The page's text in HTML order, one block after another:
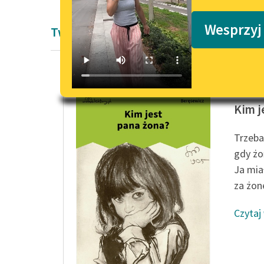
Twórczość Paweł Beręsewicz
Kim
gdy
Ja
za
Czytaj